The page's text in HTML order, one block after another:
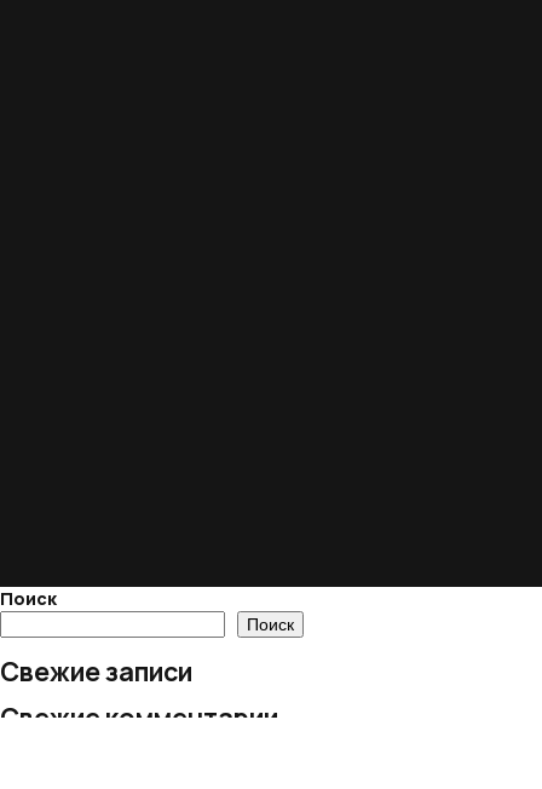
Поиск
Поиск
Свежие записи
Свежие комментарии